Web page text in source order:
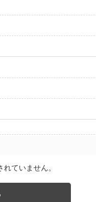
ていません。